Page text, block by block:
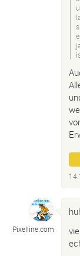
Pixelline.com